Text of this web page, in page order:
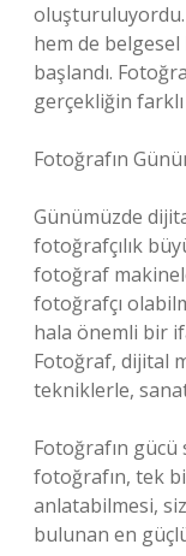
hem de
başlandı.
gerçekliğin
Fotoğrafın
Günümüzde
fotoğrafçılık
fotoğraf
fotoğrafçı
hala önemli bir
Fotoğraf, dijital
tekniklerle,
Fotoğrafın
fotoğrafın, tek
anlatabilmesi,
bulunan en